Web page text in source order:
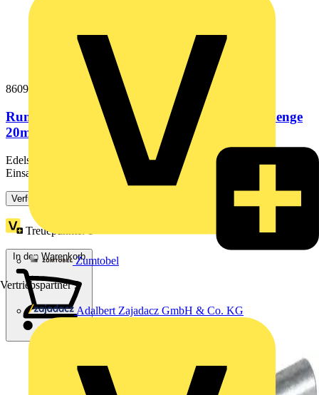
Zumtobel
Vertriebspartner 9
Adalbert Zajadacz GmbH & Co. KG
860920
Runddraht 10mm NIRO 1.4301 (V2A) Ringlaenge
20m +/-5%
Edelstahldraht nach DIN EN 62561-2 (VDE 0185-561-2), für den
Einsatz bei Blitzschutzanlagen oder Potentialausgleich.
Verfügbar: 2 Händler
Treuepunkte:
In den Warenkorb